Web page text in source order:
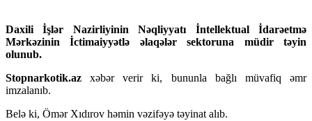
Daxili İşlər Nazirliyinin Nəqliyyatı İntellektual İdarəetmə
Mərkəzinin İctimaiyyətlə əlaqələr sektoruna müdir təyin
olunub.
Stopnarkotik.az xəbər verir ki, bununla bağlı müvafiq əmr
imzalanıb.
Belə ki, Ömər Xıdırov həmin vəzifəyə təyinat alıb.